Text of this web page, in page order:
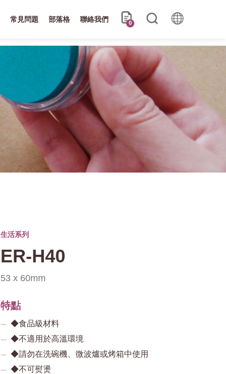
常見問題 部落格 聯絡我們 0
生活系列
ER-H40
53 x 60mm
特點
◆食品級材料
◆不適用於高溫環境
◆請勿在洗碗機、微波爐或烤箱中使用
◆不可熨燙